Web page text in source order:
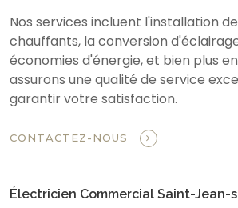
Nos services incluent l'installation
chauffants, la conversion
économies d'énergie, et bien plus
assurons une qualité de service
garantir votre satisfaction.
CONTACTEZ-NOUS
Électricien Commercial Saint-Jean-